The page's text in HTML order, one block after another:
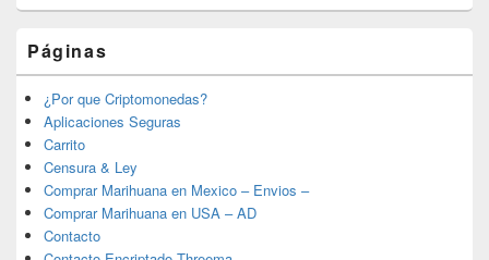
Páginas
¿Por que Criptomonedas?
Aplicaciones Seguras
Carrito
Censura & Ley
Comprar Marihuana en Mexico – Envios –
Comprar Marihuana en USA – AD
Contacto